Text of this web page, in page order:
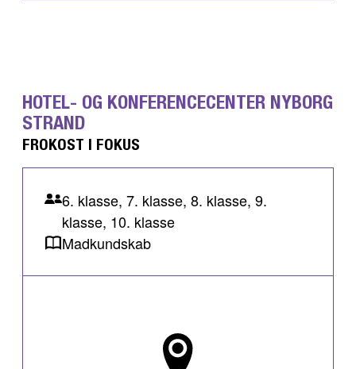
HOTEL- OG KONFERENCECENTER NYBORG
STRAND
FROKOST I FOKUS
6. klasse, 7. klasse, 8. klasse, 9.
klasse, 10. klasse
Madkundskab